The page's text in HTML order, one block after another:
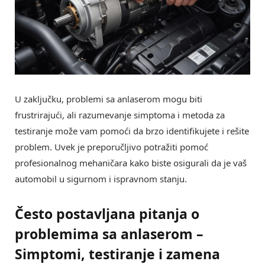
U zaključku, problemi sa anlaserom mogu biti
frustrirajući, ali razumevanje simptoma i metoda za
testiranje može vam pomoći da brzo identifikujete i rešite
problem. Uvek je preporučljivo potražiti pomoć
profesionalnog mehaničara kako biste osigurali da je vaš
automobil u sigurnom i ispravnom stanju.
Često postavljana pitanja o
problemima sa anlaserom –
Simptomi, testiranje i zamena